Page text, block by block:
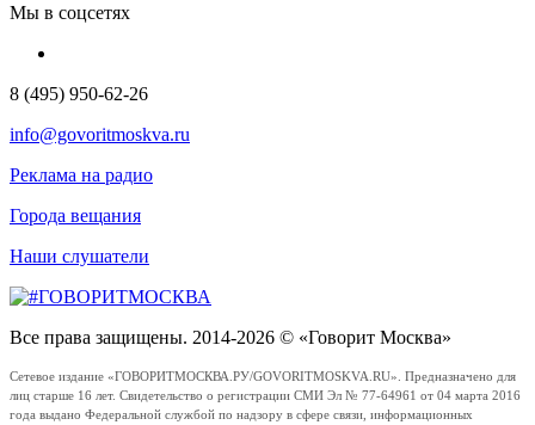
Мы в соцсетях
8 (495) 950-62-26
info@govoritmoskva.ru
Реклама на радио
Города вещания
Наши слушатели
Все права защищены. 2014-2026 © «Говорит Москва»
Сетевое издание «ГОВОРИТМОСКВА.РУ/GOVORITMOSKVA.RU». Предназначено для
лиц старше 16 лет. Свидетельство о регистрации СМИ Эл № 77-64961 от 04 марта 2016
года выдано Федеральной службой по надзору в сфере связи, информационных